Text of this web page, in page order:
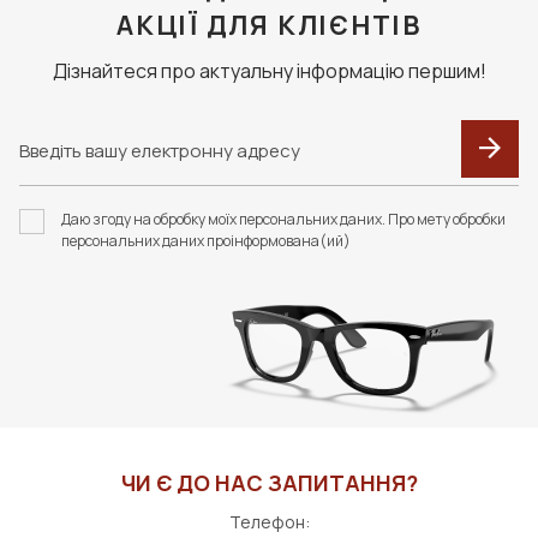
АКЦІЇ ДЛЯ КЛІЄНТІВ
Дізнайтеся про актуальну інформацію першим!
Даю згоду на обробку моїх персональних даних. Про мету обробки
персональних даних проінформована(ий)
ЧИ Є ДО НАС ЗАПИТАННЯ?
Телефон: